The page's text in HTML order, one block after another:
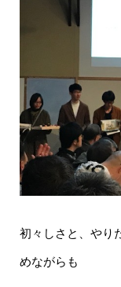
初々しさと、やり
めながらも